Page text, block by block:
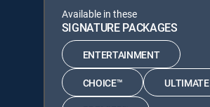
Available in these
SIGNATURE PACKAGES
ENTERTAINMENT
CHOICE™ ULTIMATE